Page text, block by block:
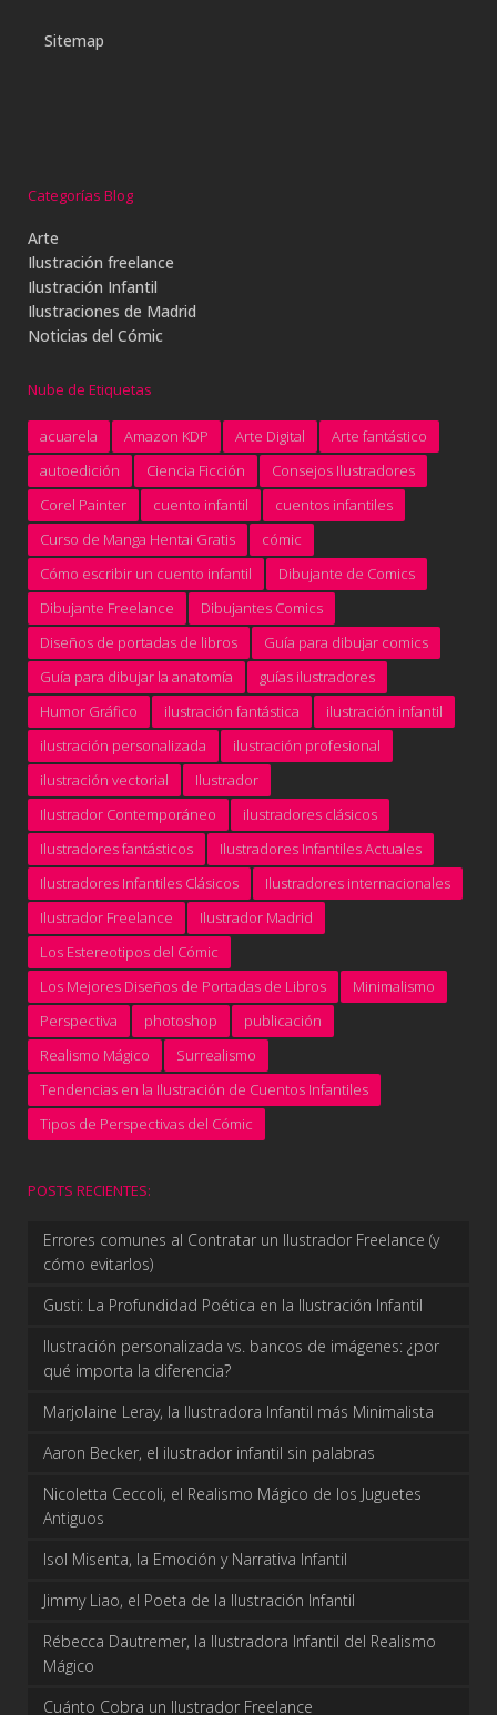
Sitemap
Categorías Blog
Arte
Ilustración freelance
Ilustración Infantil
Ilustraciones de Madrid
Noticias del Cómic
Nube de Etiquetas
acuarela Amazon KDP Arte Digital
Arte fantástico
autoedición
Ciencia Ficción
Consejos Ilustradores
Corel Painter
cuento infantil
cuentos infantiles
Curso de Manga Hentai Gratis
cómic
Cómo escribir un cuento infantil
Dibujante de Comics
Dibujante Freelance
Dibujantes Comics
Diseños de portadas de libros
Guía para dibujar comics
Guía para dibujar la anatomía
guías ilustradores
Humor Gráfico
ilustración fantástica
ilustración infantil
ilustración personalizada
ilustración profesional
ilustración vectorial
Ilustrador
Ilustrador Contemporáneo
ilustradores clásicos
Ilustradores fantásticos
Ilustradores Infantiles Actuales
Ilustradores Infantiles Clásicos
Ilustradores internacionales
Ilustrador Freelance
Ilustrador Madrid
Los Estereotipos del Cómic
Los Mejores Diseños de Portadas de Libros
Minimalismo
Perspectiva
photoshop
publicación
Realismo Mágico
Surrealismo
Tendencias en la Ilustración de Cuentos Infantiles
Tipos de Perspectivas del Cómic
POSTS RECIENTES:
Errores comunes al Contratar un Ilustrador Freelance (y
cómo evitarlos)
Gusti: La Profundidad Poética en la Ilustración Infantil
Ilustración personalizada vs. bancos de imágenes: ¿por
qué importa la diferencia?
Marjolaine Leray, la Ilustradora Infantil más Minimalista
Aaron Becker, el ilustrador infantil sin palabras
Nicoletta Ceccoli, el Realismo Mágico de los Juguetes
Antiguos
Isol Misenta, la Emoción y Narrativa Infantil
Jimmy Liao, el Poeta de la Ilustración Infantil
Rébecca Dautremer, la Ilustradora Infantil del Realismo
Mágico
Cuánto Cobra un Ilustrador Freelance